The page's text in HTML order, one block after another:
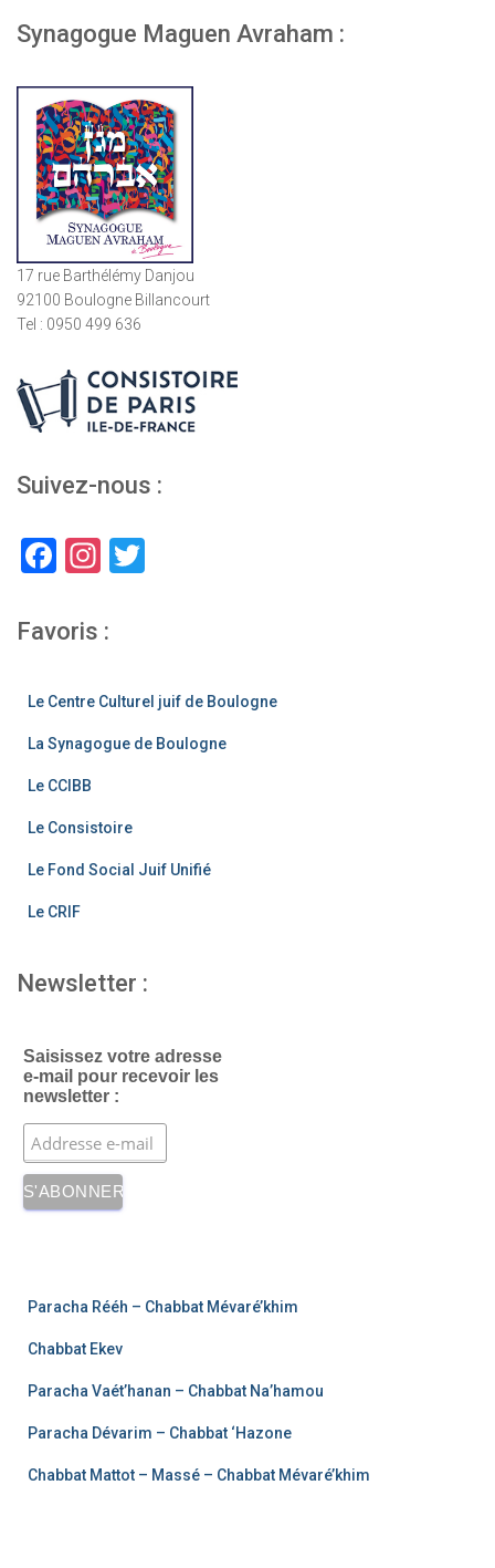
Synagogue Maguen Avraham :
17 rue Barthélémy Danjou
92100 Boulogne Billancourt
Tel : 0950 499 636
Suivez-nous :
F
c
b
o
o
k
In
a
a
m
Favoris :
Le Centre Culturel juif de Boulogne
La Synagogue de Boulogne
Le CCIBB
Le Consistoire
Le Fond Social Juif Unifié
Le CRIF
Newsletter :
Saisissez votre adresse
e-mail pour recevoir les
newsletter :
Paracha Rééh – Chabbat Mévaré’khim
Chabbat Ekev
Paracha Vaét’hanan – Chabbat Na’hamou
Paracha Dévarim – Chabbat ‘Hazone
Chabbat Mattot – Massé – Chabbat Mévaré’khim